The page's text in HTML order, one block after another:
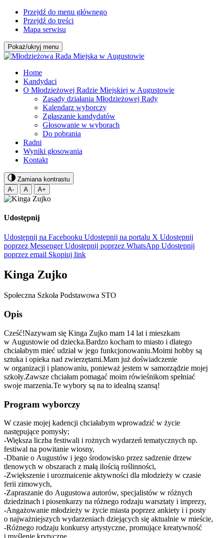
Przejdź do menu głównego
Przejdź do treści
Mapa serwisu
Pokaż/ukryj menu
Home
Kandydaci
O Młodzieżowej Radzie Miejskiej w Augustowie
Zasady działania Młodzieżowej Rady
Kalendarz wyborczy
Zgłaszanie kandydatów
Głosowanie w wyborach
Do pobrania
Radni
Wyniki głosowania
Kontakt
Zamiana kontrastu
A-
A A+
Udostępnij
Udostępnij na Facebooku Udostępnij na portalu X Udostępnij
poprzez Messenger Udostępnij poprzez WhatsApp Udostępnij
poprzez email Skopiuj link
Kinga Zujko
Społeczna Szkoła Podstawowa STO
Opis
Cześć!Nazywam się Kinga Zujko mam 14 lat i mieszkam
w Augustowie od dziecka.Bardzo kocham to miasto i dlatego
chciałabym mieć udział w jego funkcjonowaniu.Moimi hobby są
sztuka i opieka nad zwierzętami.Mam już doświadczenie
w organizacji i planowaniu, ponieważ jestem w samorządzie mojej
szkoły.Zawsze chciałam pomagać moim rówieśnikom spełniać
swoje marzenia.Te wybory są na to idealną szansą!
Program wyborczy
W czasie mojej kadencji chciałabym wprowadzić w życie
następujące pomysły;
-Większa liczba festiwali i rożnych wydarzeń tematycznych np.
festiwal na powitanie wiosny,
-Dbanie o Augustów i jego środowisko przez sadzenie drzew
tlenowych w obszarach z małą ilością roślinności,
-Zwiększenie i urozmaicenie aktywności dla młodzieży w czasie
ferii zimowych,
-Zapraszanie do Augustowa autorów, specjalistów w różnych
dziedzinach i piosenkarzy na różnego rodzaju warsztaty i imprezy,
-Angażowanie młodzieży w życie miasta poprzez ankiety i i posty
o najważniejszych wydarzeniach dziejących się aktualnie w mieście,
-Różnego rodzaju konkursy artystyczne, promujące kreatywność